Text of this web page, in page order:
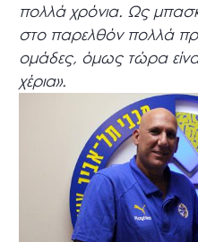
πολλά χρόνια. Ως
στο παρελθόν πολλά
ομάδες, όμως τώρα
χέρια».